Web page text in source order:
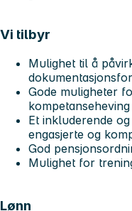
Vi tilbyr
Mulighet til å
Gode muligheter
Et inkluderende
engasjerte og
God
Mulighet for
Lønn